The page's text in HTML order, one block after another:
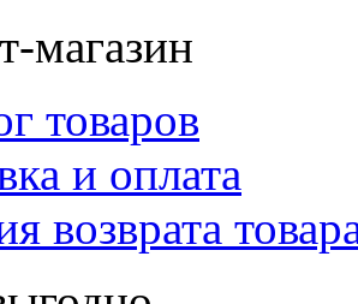
магазин
товаров
и оплата
возврата